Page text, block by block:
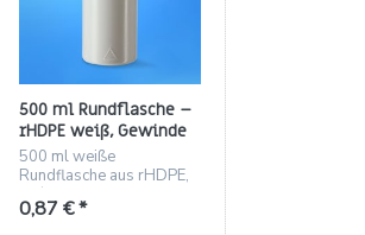
500 ml Rundflasche –
rHDPE weiß, Gewinde
28/410, Rundschulter
(40 g)
500 ml weiße
Rundflasche aus rHDPE,
Rundschulter, 40 g,
0,87 € *